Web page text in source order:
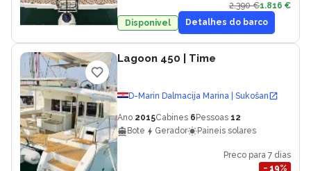
2.390 €1.816 €
Disponivel
Detalhes do barco
Lagoon 450 | Time
D-Marin Dalmacija Marina | Sukošan
Ano 2015Cabines 6 Pessoas 12
Bote
Gerador Paineis solares
Preco para 7 dias
− 19%